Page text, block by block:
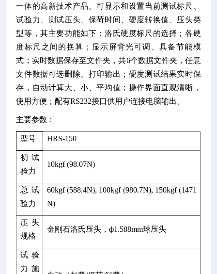
一体的高新技术产品。可显示和设置当前测试标尺、
试验力、测试压头、保荷时间、硬度转换值、压头类
型等，其主要功能如下：洛氏硬度标尺的选择；各硬
度标尺之间的换算；显示屏背光可调、具备节能模
式；实时数据保存至文件夹，共6个数据文件夹，任意
文件数据可选删除、打印输出；硬度测试结果实时保
存，自动计算大、小、平均值；操作界面直观清晰，
使用方便；配有RS232接口供用户连接电脑输出。
主要参数：
型号 HRS-150
初试
验力
10kgf (98.07N)
总试
验力
60kgf (588.4N), 100kgf (980.7N), 150kgf (1471
N)
压头
规格
金刚石洛氏压头， ф1.588mm球压头
试验
力施